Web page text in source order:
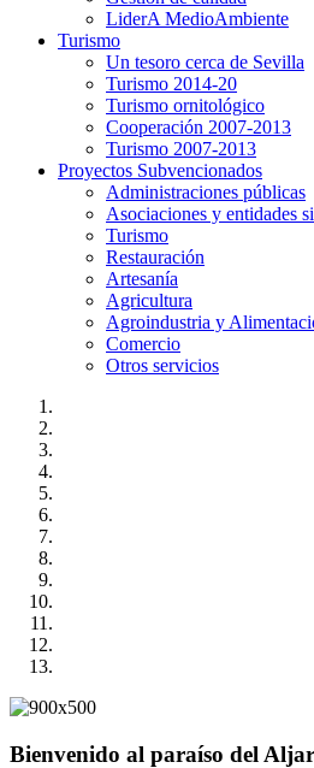
LiderA MedioAmbiente
Turismo
Un tesoro cerca de Sevilla
Turismo 2014-20
Turismo ornitológico
Cooperación 2007-2013
Turismo 2007-2013
Proyectos Subvencionados
Administraciones públicas
Asociaciones y entidades
Turismo
Restauración
Artesanía
Agricultura
Agroindustria y
Comercio
Otros servicios
Bienvenido al paraíso del